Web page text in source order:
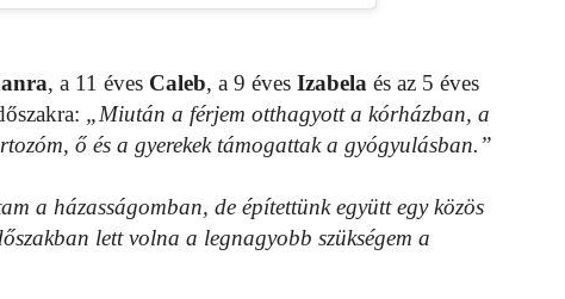
, a 11 éves Caleb, a 9 éves Izabela és az 5 éves
„Miután a férjem otthagyott a kórházban, a
ő és a gyerekek támogattak a gyógyulásban.”
a házasságomban, de építettünk együtt egy közös
lett volna a legnagyobb szükségem a